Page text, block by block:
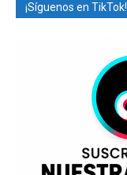
¡Síguenos en TikTok!